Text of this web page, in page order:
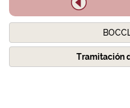
Tramitación